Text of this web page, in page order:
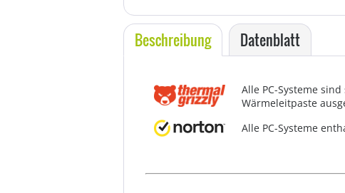
Beschreibung Datenblatt
Alle PC-Systeme
Wärmeleitpaste
Alle PC-Systeme